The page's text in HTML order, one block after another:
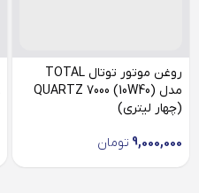
روغن موتور توتال TOTAL
مدل (QUARTZ 7000 (10W40
(چهار لیتری)
9,000,000 تومان